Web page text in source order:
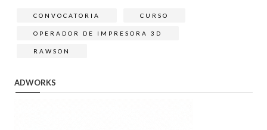
CONVOCATORIA CURSO
OPERADOR DE IMPRESORA 3D
RAWSON
ADWORKS